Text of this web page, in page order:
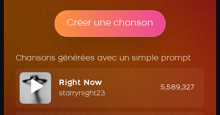
Créer une chanson
Chansons générées avec un simple prompt
Right Now
starrynight23
5,589,327